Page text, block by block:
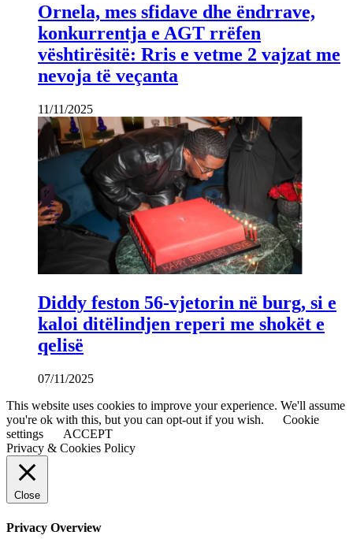
Ornela, mes sfidave dhe ëndrrave,
konkurrentja e AGT rrëfen
vështirësitë: Rris e vetme 2 vajzat me
nevoja të veçanta
11/11/2025
Diddy feston 56-vjetorin në burg, si e
kaloi ditëlindjen reperi me shokët e
qelisë
07/11/2025
This website uses cookies to improve your experience. We'll assume
you're ok with this, but you can opt-out if you wish.
Cookie
settings
ACCEPT
Privacy & Cookies Policy
Close
Privacy Overview